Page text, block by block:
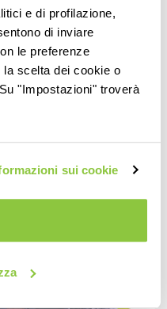
e di profilazione,
di inviare
le preferenze
la scelta dei cookie o
"Impostazioni" troverà
sui cookie
si prediligono la
suolo, che favorisce il